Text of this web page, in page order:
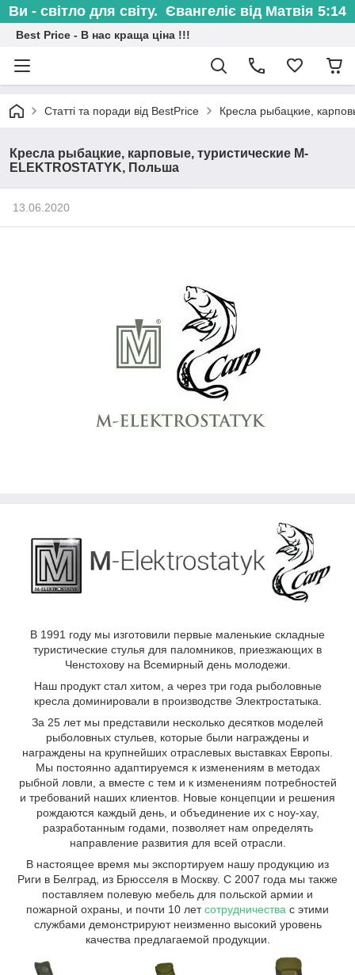
Ви - світло для світу. Євангеліє від Матвія 5:14
Best Price - В нас краща ціна !!!
Статті та поради від BestPrice Кресла рыбацкие,
Кресла рыбацкие, карповые, туристические M-
ELEKTROSTATYK, Польша
13.06.2020
В 1991 году мы изготовили первые маленькие складные
туристические стулья для паломников, приезжающих в
Ченстохову на Всемирный день молодежи.
Наш продукт стал хитом, а через три года рыболовные
кресла доминировали в производстве Электростатыка.
За 25 лет мы представили несколько десятков моделей
рыболовных стульев, которые были награждены и
награждены на крупнейших отраслевых выставках Европы.
Мы постоянно адаптируемся к изменениям в методах
рыбной ловли, а вместе с тем и к изменениям потребностей
и требований наших клиентов. Новые концепции и решения
рождаются каждый день, и объединение их с ноу-хау,
разработанным годами, позволяет нам определять
направление развития для всей отрасли.
В настоящее время мы экспортируем нашу продукцию из
Риги в Белград, из Брюсселя в Москву. С 2007 года мы также
поставляем полевую мебель для польской армии и
пожарной охраны, и почти 10 летсотрудничества с этими
службами демонстрируют неизменно высокий уровень
качества предлагаемой продукции.